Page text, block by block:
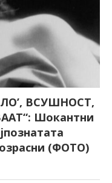
ВСУШНОСТ,
Шокантни
(ФОТО)